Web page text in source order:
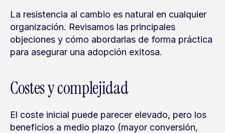
La resistencia al cambio es natural en cualquier
organización. Revisamos las principales
objeciones y cómo abordarlas de forma práctica
para asegurar una adopción exitosa.
Costes y complejidad
El coste inicial puede parecer elevado, pero los
beneficios a medio plazo (mayor conversión,